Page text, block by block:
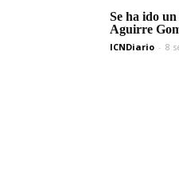
Se ha ido
Aguirre
ICNDiario - 8